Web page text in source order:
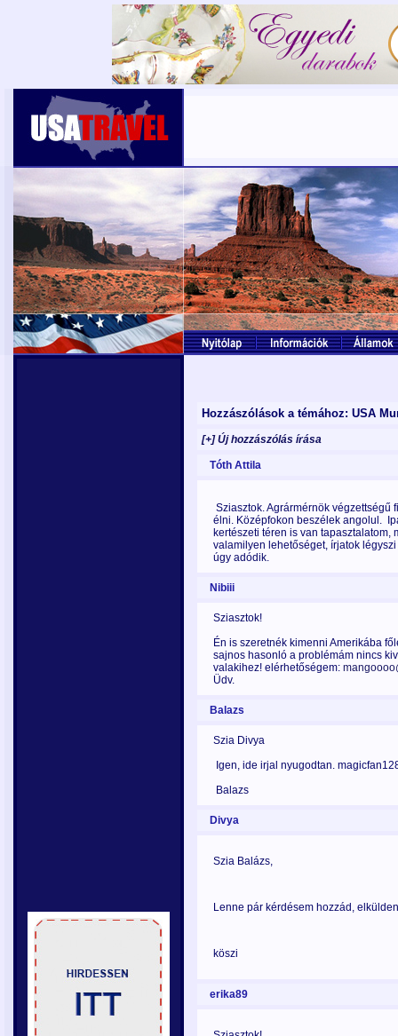
Hozzászólások a témához: USA
[+] Új hozzászólás írása
Tóth Attila
Sziasztok. Agrármérnök végzettségű
élni. Középfokon beszélek angolul.
kertészeti téren is van
valamilyen lehetőséget, írjatok
úgy adódik.
Nibiii
Sziasztok!
Én is szeretnék kimenni Amerikába
sajnos hasonló a problémám nincs
valakihez! elérhetőségem:
Üdv.
Balazs
Szia Divya
Igen, ide irjal nyugodtan.
Balazs
Divya
Szia Balázs,
Lenne pár kérdésem hozzád,
köszi
erika89